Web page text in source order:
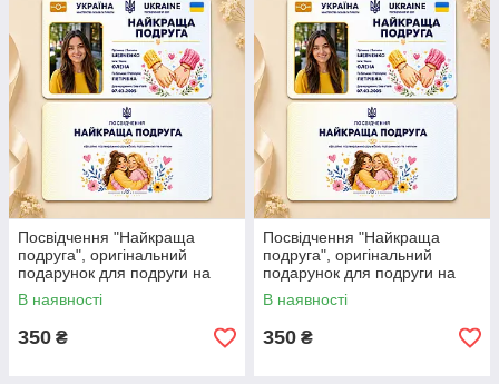
Посвідчення "Найкраща
подруга", оригінальний
подарунок для подруги на
День Народження.
В наявності
350 ₴
Посвідчення "Найкраща
подруга", оригінальний
подарунок для подруги на
День Народження.
В наявності
350 ₴